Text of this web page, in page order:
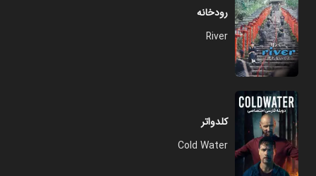
رودخانه
River
کلدواتر
Cold Water